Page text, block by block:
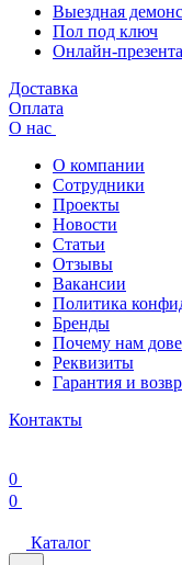
Выездная
Пол под ключ
Онлайн-
Доставка
Оплата
О нас
О компании
Сотрудники
Проекты
Новости
Статьи
Отзывы
Вакансии
Политика
Бренды
Почему нам
Реквизиты
Гарантия и
Контакты
0
0
Каталог